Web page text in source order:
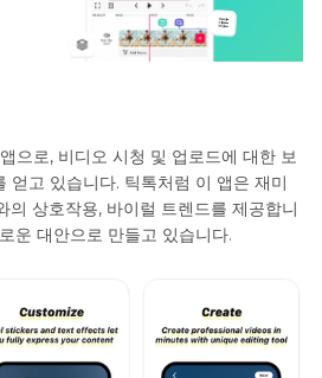
으로, 비디오 시청 및 업로드에 대한 보
얻고 있습니다. 틱톡처럼 이 앱은 재미
의 상호작용, 바이럴 트렌드를 제공합니
운 대안으로 만들고 있습니다.